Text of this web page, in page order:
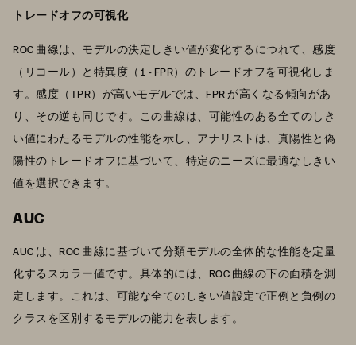
トレードオフの可視化
ROC 曲線は、モデルの決定しきい値が変化するにつれて、感度
（リコール）と特異度（1 - FPR）のトレードオフを可視化しま
す。感度（TPR）が高いモデルでは、FPR が高くなる傾向があ
り、その逆も同じです。この曲線は、可能性のある全てのしき
い値にわたるモデルの性能を示し、アナリストは、真陽性と偽
陽性のトレードオフに基づいて、特定のニーズに最適なしきい
値を選択できます。
AUC
AUC は、ROC 曲線に基づいて分類モデルの全体的な性能を定量
化するスカラー値です。具体的には、ROC 曲線の下の面積を測
定します。これは、可能な全てのしきい値設定で正例と負例の
クラスを区別するモデルの能力を表します。